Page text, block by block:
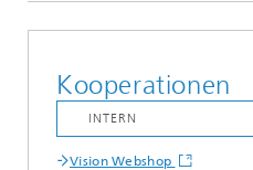
Kooperationen
Vision Webshop